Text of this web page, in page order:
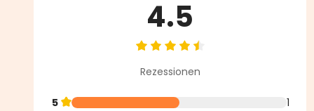
4.5
Durchschnittliche Bewertung
Rezessionen
5
1